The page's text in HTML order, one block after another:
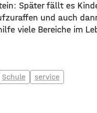
Später fällt es
und auch
viele Bereiche im
Schule service